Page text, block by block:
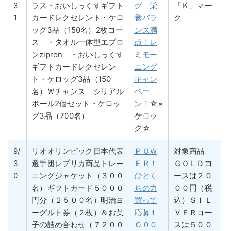
3
1
ラス・おいしっくすギフト
カードレクセレント・ケロ
ッグ3品（150名）2枚コー
ス ・タオル一体型エプロ
ンzipron ・おいしっくす
ギフトカードレクセレン
ト・ケロッグ3品（150
名）Ｗチャンス シリアル
ボール2個セット・ケロッ
グ3品（700名）
グ 栄
養バラ
ンス満
点！レ
ミモー
ニング
キャン
ペー
ン！ ☆×
ケロッ
グ☆
「Ｋ」マー
ク
9/
3
0
リオオリンピック日本代表
選手団レプリカ商品トレー
ニングジャケット（３００
名）ギフトカード５０００
円分（２５００名）明治ヨ
ーグルト券（２枚）＆お菓
子の詰め合わせ（７２００
ＰＯＷ
ＥＲ！
ひとく
ちの力
買って
応募１
０００
対象商品
ＧＯＬＤコ
ースは２０
００円（税
込）ＳＩＬ
ＶＥＲコー
スは５００